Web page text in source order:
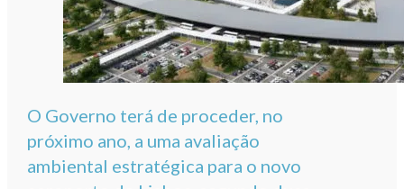
O Governo terá de proceder, no
próximo ano, a uma avaliação
ambiental estratégica para o novo